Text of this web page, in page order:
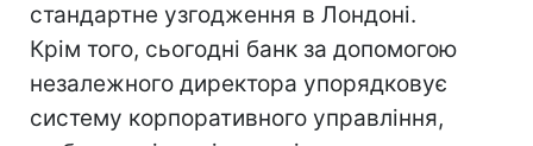
стандартне узгодження в Лондоні.
Крім того, сьогодні банк за допомогою
незалежного директора упорядковує
систему корпоративного управління,